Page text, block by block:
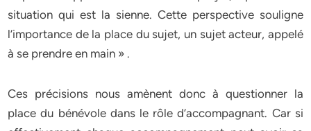
situation qui est la sienne. Cette perspective souligne
l’importance de la place du sujet, un sujet acteur, appelé
à se prendre en main » .
Ces précisions nous amènent donc à questionner la
place du bénévole dans le rôle d’accompagnant. Car si